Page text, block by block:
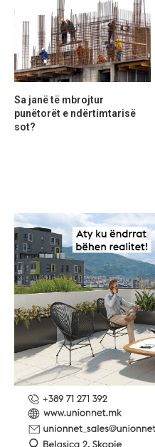
Sa janë të mbrojtur
punëtorët e ndërtimtarisë
sot?